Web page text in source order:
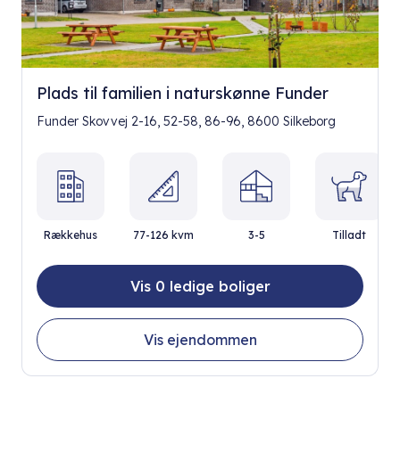
Plads til familien i naturskønne Funder
Funder Skovvej 2-16, 52-58, 86-96, 8600 Silkeborg
Rækkehus 77-126 kvm 3-5 Tilladt
Vis 0 ledige boliger
Vis ejendommen